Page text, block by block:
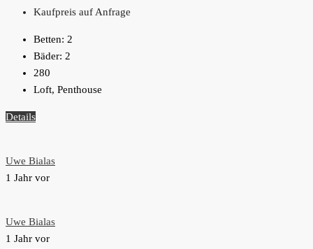
Kaufpreis auf Anfrage
Betten: 2
Bäder: 2
280
Loft, Penthouse
Details
Uwe Bialas
1 Jahr vor
Uwe Bialas
1 Jahr vor